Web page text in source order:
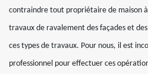
contraindre tout propriétaire de maison
travaux de ravalement des façades et
ces types de travaux. Pour nous, il est
professionnel pour effectuer ces